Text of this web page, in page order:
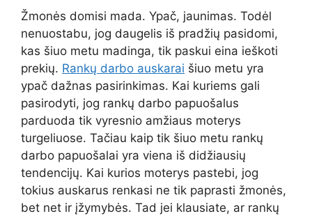
Žmonės domisi mada. Ypač, jaunimas. Todėl
nenuostabu, jog daugelis iš pradžių pasidomi,
kas šiuo metu madinga, tik paskui eina ieškoti
prekių. Rankų darbo auskarai šiuo metu yra
ypač dažnas pasirinkimas. Kai kuriems gali
pasirodyti, jog rankų darbo papuošalus
parduoda tik vyresnio amžiaus moterys
turgeliuose. Tačiau kaip tik šiuo metu rankų
darbo papuošalai yra viena iš didžiausių
tendencijų. Kai kurios moterys pastebi, jog
tokius auskarus renkasi ne tik paprasti žmonės,
bet net ir įžymybės. Tad jei klausiate, ar rankų